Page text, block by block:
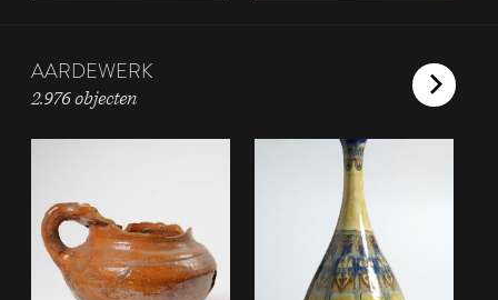
AARDEWERK
2.976 objecten